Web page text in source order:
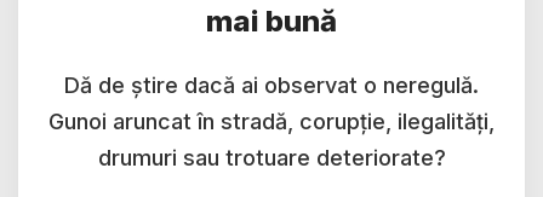
mai bună
Dă de știre dacă ai observat o neregulă.
Gunoi aruncat în stradă, corupție, ilegalități,
drumuri sau trotuare deteriorate?